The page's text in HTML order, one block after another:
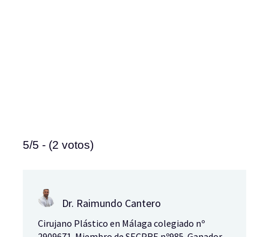
5/5 - (2 votos)
Dr. Raimundo Cantero
Cirujano Plástico en Málaga colegiado nº